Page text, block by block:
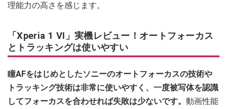
理能力の高さを感じます。
「Xperia 1 VI」実機レビュー！オートフォーカス
とトラッキングは使いやすい
瞳AFをはじめとしたソニーのオートフォーカスの技術や
トラッキング技術は非常に使いやすく、一度被写体を認識
してフォーカスを合わせれば失敗は少ないです。 動画性能